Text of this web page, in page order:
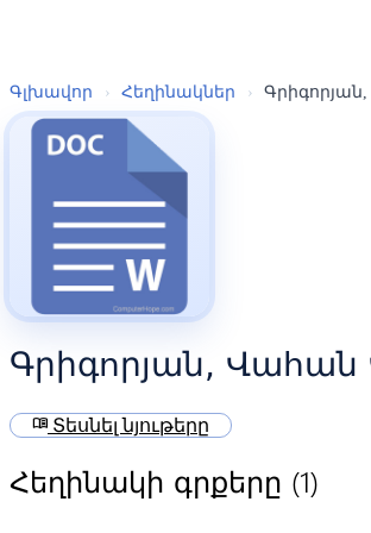
Գլխավոր › Հեղինակներ ›
Գրիգորյան, Վահան
menu_book Տեսնել նյութերը
Հեղինակի գրքերը (1)